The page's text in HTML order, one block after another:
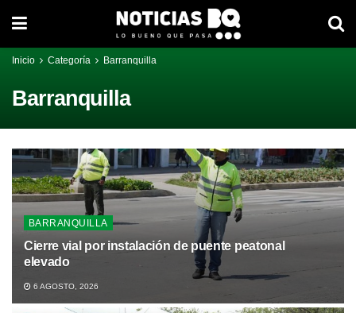
Inicio Categoría Barranquilla
Barranquilla
BARRANQUILLA
Cierre vial por instalación de puente peatonal
elevado
6 AGOSTO, 2026